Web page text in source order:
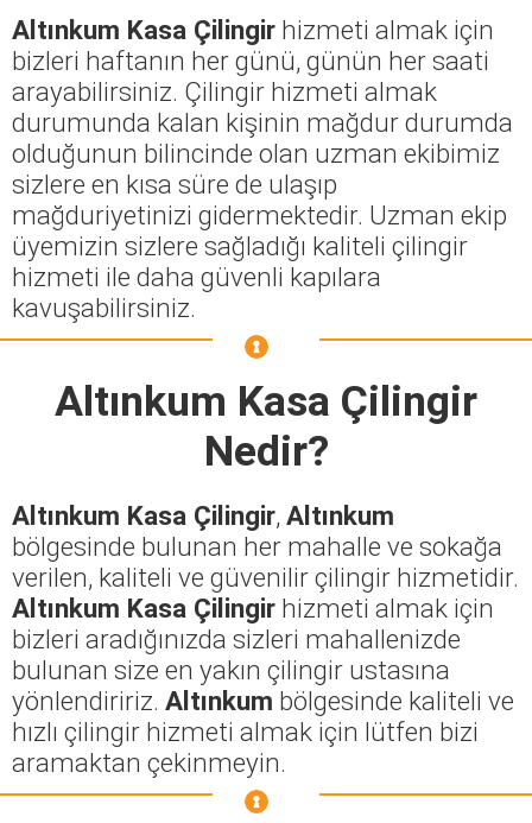
Altınkum Kasa Çilingir hizmeti almak için
bizleri haftanın her günü, günün her saati
arayabilirsiniz. Çilingir hizmeti almak
durumunda kalan kişinin mağdur durumda
olduğunun bilincinde olan uzman ekibimiz
sizlere en kısa süre de ulaşıp
mağduriyetinizi gidermektedir. Uzman ekip
üyemizin sizlere sağladığı kaliteli çilingir
hizmeti ile daha güvenli kapılara
kavuşabilirsiniz.
Altınkum Kasa Çilingir
Nedir?
Altınkum Kasa Çilingir, Altınkum
bölgesinde bulunan her mahalle ve sokağa
verilen, kaliteli ve güvenilir çilingir hizmetidir.
Altınkum Kasa Çilingir hizmeti almak için
bizleri aradığınızda sizleri mahallenizde
bulunan size en yakın çilingir ustasına
yönlendiririz. Altınkum bölgesinde kaliteli ve
hızlı çilingir hizmeti almak için lütfen bizi
aramaktan çekinmeyin.